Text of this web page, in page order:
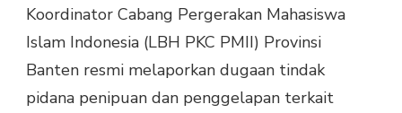
RAIB,
MANGKRAK:
LBH
PMII
Koordinator Cabang Pergerakan Mahasiswa
Islam Indonesia (LBH PKC PMII) Provinsi
Banten resmi melaporkan dugaan tindak
pidana penipuan dan penggelapan terkait